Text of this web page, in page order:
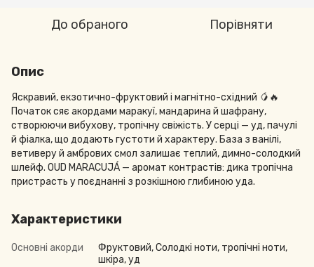
До обраного Порівняти
Опис
Яскравий, екзотично-фруктовий і магнітно-східний 🥭🔥
Початок сяє акордами маракуї, мандарина й шафрану,
створюючи вибухову, тропічну свіжість. У серці — уд, пачулі
й фіалка, що додають густоти й характеру. База з ванілі,
ветиверу й амбрових смол залишає теплий, димно-солодкий
шлейф. OUD MARACUJÁ — аромат контрастів: дика тропічна
пристрасть у поєднанні з розкішною глибиною уда.
Характеристики
Основні акорди
Фруктовий, Солодкі ноти, тропічні ноти,
шкіра, уд